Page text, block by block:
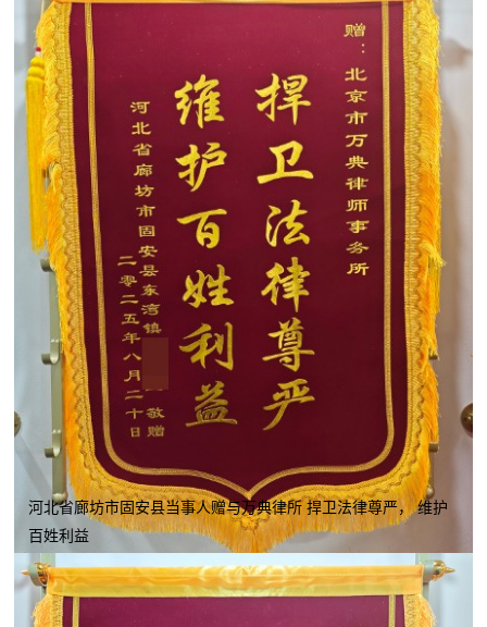
河北省廊坊市固安县当事人赠与万典律所 捍卫法律尊严， 维护
百姓利益